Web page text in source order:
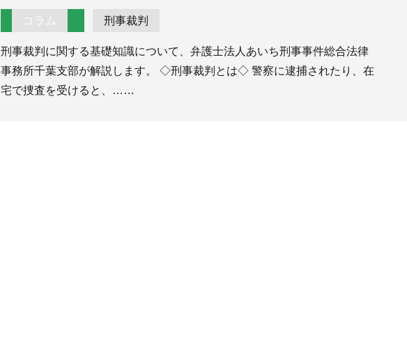
コラム 刑事裁判
刑事裁判に関する基礎知識について、弁護士法人あいち刑事事件総合法律
事務所千葉支部が解説します。 ◇刑事裁判とは◇ 警察に逮捕されたり、在
宅で捜査を受けると、……